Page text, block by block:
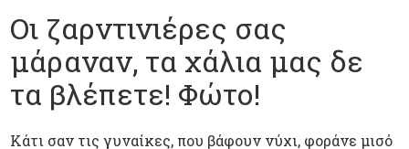
Οι ζαρντινιέρες σας
μάραναν, τα χάλια μας δε
τα βλέπετε! Φώτο!
Κάτι σαν τις γυναίκες, που βάφουν νύχι, φοράνε μισό